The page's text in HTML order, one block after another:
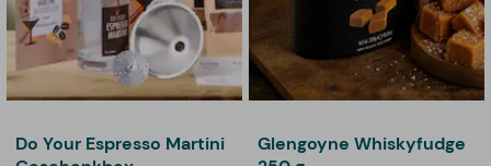
Do Your Espresso Martini
Glengoyne Whiskyfudge